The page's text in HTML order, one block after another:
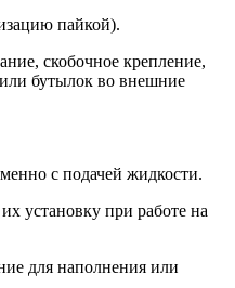
пайкой).
скобочное крепление,
бутылок во внешние
с подачей жидкости.
установку при работе на
для наполнения или